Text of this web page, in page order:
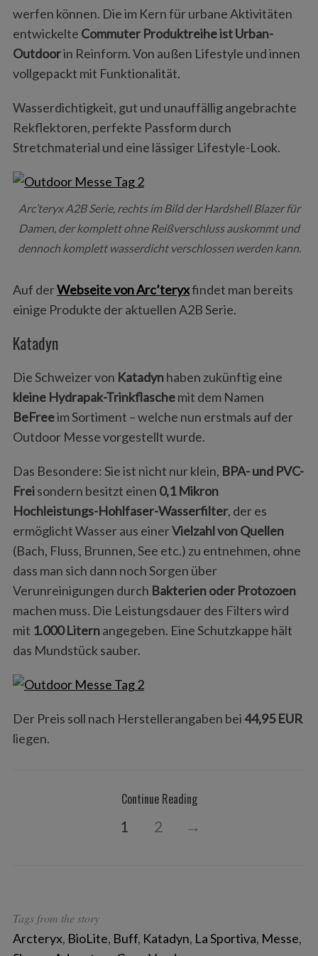
werfen können. Die im Kern für urbane Aktivitäten
entwickelte Commuter Produktreihe ist Urban-
Outdoorin Reinform. Von außen Lifestyle und innen
vollgepackt mit Funktionalität.
Wasserdichtigkeit, gut und unauffällig angebrachte
Rekflektoren, perfekte Passform durch
Stretchmaterial und eine lässiger Lifestyle-Look.
Arc’teryx A2B Serie, rechts im Bild der Hardshell Blazer für
Damen, der komplett ohne Reißverschluss auskommt und
dennoch komplett wasserdicht verschlossen werden kann.
Auf derWebseite von Arc’teryxfindet man bereits
einige Produkte der aktuellen A2B Serie.
Katadyn
Die Schweizer von Katadynhaben zukünftig eine
kleine Hydrapak-Trinkflaschemit dem Namen
BeFreeim Sortiment – welche nun erstmals auf der
Outdoor Messe vorgestellt wurde.
Das Besondere: Sie ist nicht nur klein, BPA- und PVC-
Freisondern besitzt einen 0,1 Mikron
Hochleistungs-Hohlfaser-Wasserfilter, der es
ermöglicht Wasser aus einerVielzahl von Quellen
(Bach, Fluss, Brunnen, See etc.) zu entnehmen, ohne
dass man sich dann noch Sorgen über
Verunreinigungen durch Bakterien oder Protozoen
machen muss. Die Leistungsdauer des Filters wird
mit 1.000 Liternangegeben. Eine Schutzkappe hält
das Mundstück sauber.
Der Preis soll nach Herstellerangaben bei 44,95 EUR
liegen.
Continue Reading
1 2 →
Tags from the story
Arcteryx, BioLite, Buff, Katadyn, La Sportiva, Messe,
S
e